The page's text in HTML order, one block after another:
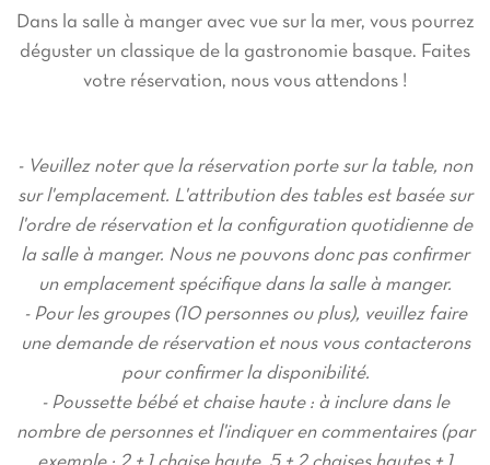
Dans la salle à manger avec vue sur la mer, vous pourrez
déguster un classique de la gastronomie basque. Faites
votre réservation, nous vous attendons !
- Veuillez noter que la réservation porte sur la table, non
sur l'emplacement. L'attribution des tables est basée sur
l'ordre de réservation et la configuration quotidienne de
la salle à manger. Nous ne pouvons donc pas confirmer
un emplacement spécifique dans la salle à manger.
- Pour les groupes (10 personnes ou plus), veuillez faire
une demande de réservation et nous vous contacterons
pour confirmer la disponibilité.
- Poussette bébé et chaise haute : à inclure dans le
nombre de personnes et l'indiquer en commentaires (par